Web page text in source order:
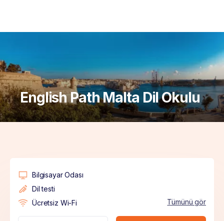
English Path Malta Dil Okulu
Bilgisayar Odası
Dil testi
Ücretsiz Wi-Fi
Tümünü gör